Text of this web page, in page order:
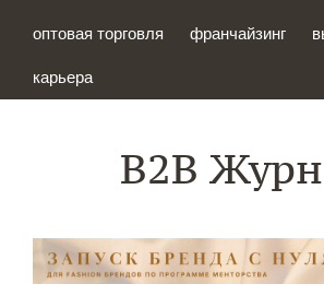
оптовая торговля франчайзинг
карьера
B2B